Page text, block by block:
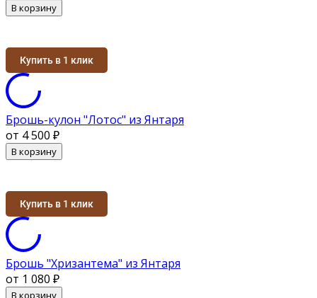
В корзину
Купить в 1 клик
Брошь-кулон "Лотос" из Янтаря
от 4 500 ₽
В корзину
Купить в 1 клик
Брошь "Хризантема" из Янтаря
от 1 080 ₽
В корзину